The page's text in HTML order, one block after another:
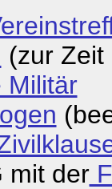
(zur Zeit
Militär
mit der